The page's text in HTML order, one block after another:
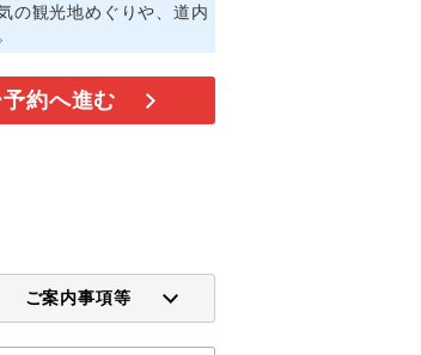
の観光地めぐりや、道内
約へ進む
ご案内事項等